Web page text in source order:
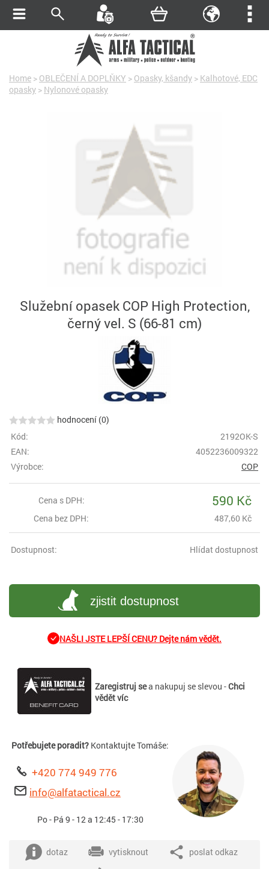
Home > OBLEČENÍ A DOPLŇKY > Opasky, kšandy > Kalhotové, EDC
opasky > Nylonové opasky
Služební opasek COP High Protection,
černý vel. S (66-81 cm)
hodnocení (0)
Kód:
2192OK-S
EAN:
4052236009322
Výrobce:
COP
Cena s DPH: 590 Kč
Cena bez DPH: 487,60 Kč
Dostupnost: Hlídat dostupnost
zjistit dostupnost
NAŠLI JSTE LEPŠÍ CENU? Dejte nám vědět.
Zaregistruj sea nakupuj se slevou -Chci
vědět víc
Potřebujete poradit? Kontaktujte Tomáše:
+420 774 949 776
info@alfatactical.cz
Po - Pá 9 - 12 a 12:45 - 17:30
dotaz vytisknout poslat odkaz